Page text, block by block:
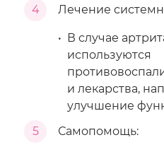
4 Лечение
В случае
используются
и лекарства,
улучшение
5
Самопомощь: